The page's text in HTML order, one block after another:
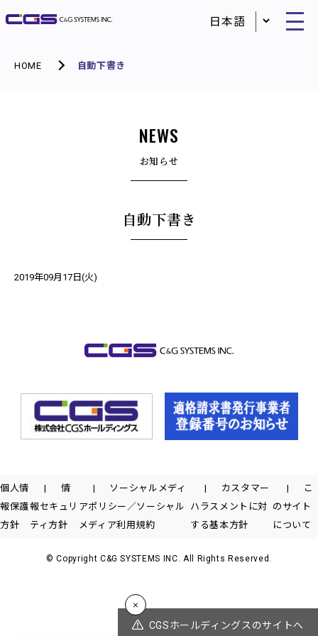
HOME 自動下書き
NEWS
お知らせ
自動下書き
2019年09月17日(火)
CGSホールディングスのサイトへ
個人情
報保護
方針
情
報セキュリ
ティ方針
ソーシャルメディ
アポリシー／ソーシャル
メディア利用規約
カスタマー
ハラスメントに対
する基本方針
こ
のサイト
について
© Copyright C&G SYSTEMS INC. All Rights Reserved.